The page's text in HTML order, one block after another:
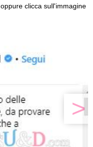
oppure clicca sull'immagine
>